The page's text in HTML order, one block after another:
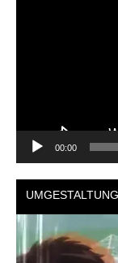
00:00